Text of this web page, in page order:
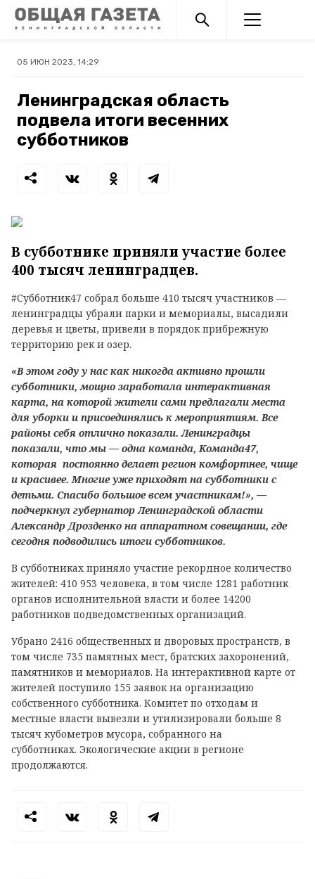
05 ИЮН 2023, 14:29
Ленинградская область
подвела итоги весенних
субботников
В субботнике приняли участие более
400 тысяч ленинградцев.
#Субботник47 собрал больше 410 тысяч участников —
ленинградцы убрали парки и мемориалы, высадили
деревья и цветы, привели в порядок прибрежную
территорию рек и озер.
«В этом году у нас как никогда активно прошли
субботники, мощно заработала интерактивная
карта, на которой жители сами предлагали места
для уборки и присоединялись к мероприятиям. Все
районы себя отлично показали. Ленинградцы
показали, что мы — одна команда, Команда47,
которая постоянно делает регион комфортнее, чище
и красивее. Многие уже приходят на субботники с
детьми. Спасибо большое всем участникам!», —
подчеркнул губернатор Ленинградской области
Александр Дрозденко на аппаратном совещании, где
сегодня подводились итоги субботников.
В субботниках приняло участие рекордное количество
жителей: 410 953 человека, в том числе 1281 работник
органов исполнительной власти и более 14200
работников подведомственных организаций.
Убрано 2416 общественных и дворовых пространств, в
том числе 735 памятных мест, братских захоронений,
памятников и мемориалов. На интерактивной карте от
жителей поступило 155 заявок на организацию
собственного субботника. Комитет по отходам и
местные власти вывезли и утилизировали больше 8
тысяч кубометров мусора, собранного на
субботниках. Экологические акции в регионе
продолжаются.